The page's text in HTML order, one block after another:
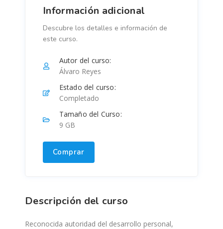
Descripción del curso
Reconocida autoridad del desarrollo personal,
Información adicional
Descubre los detalles e información de
este curso.
Autor del curso:
Álvaro Reyes
Estado del curso:
Completado
Tamaño del Curso:
9 GB
Comprar